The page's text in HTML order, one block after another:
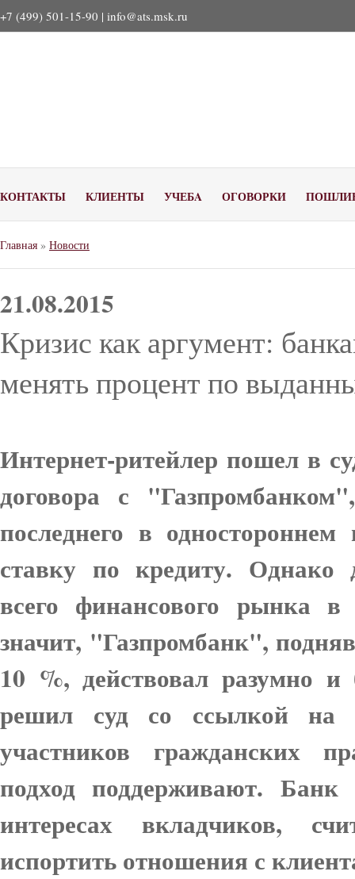
+7 (499) 501-15-90 | info@ats.msk.ru
КОНТАКТЫ КЛИЕНТЫ УЧЕБA ОГОВОРКИ
Главная » Новости
21.08.2015
Кризис как аргумент:
менять процент по
Интернет-ритейлер пошел в
договора с
последнего в
ставку по кредиту. Однако
всего финансового рынка
значит, "Газпромбанк",
10 %, действовал разумно
решил суд со ссылкой на
участников гражданских
подход поддерживают.
интересах вкладчиков,
испортить отношения с